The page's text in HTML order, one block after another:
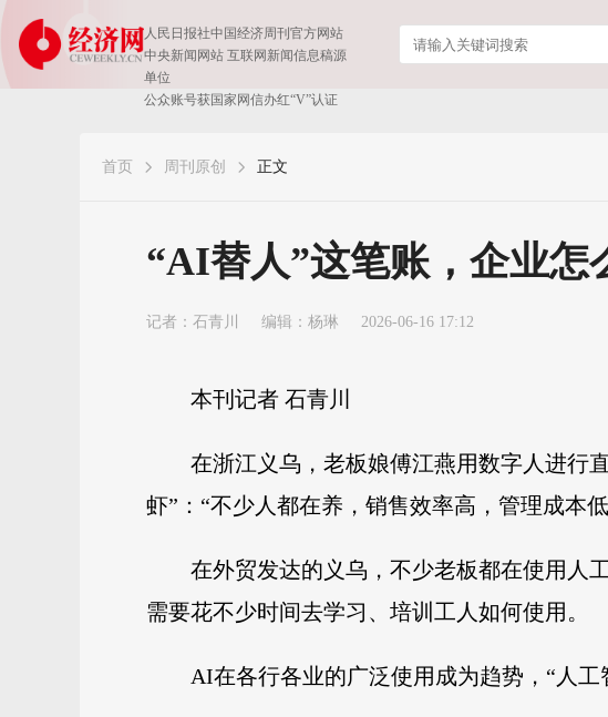
人民日报社中国经济周刊官方网站
中央新闻网站 互联网新闻信息稿源
单位
公众账号获国家网信办红“V”认证
首页 周刊原创 正文
​“AI替人”这笔账，企业怎
记者： 石青川 编辑：杨琳 2026-06-16 17:12
本刊记者 石青川
在浙江义乌，老板娘傅江燕用数字人进行
虾”：“不少人都在养，销售效率高，管理成本
在外贸发达的义乌，不少老板都在使用人
需要花不少时间去学习、培训工人如何使用。
AI在各行各业的广泛使用成为趋势，“人